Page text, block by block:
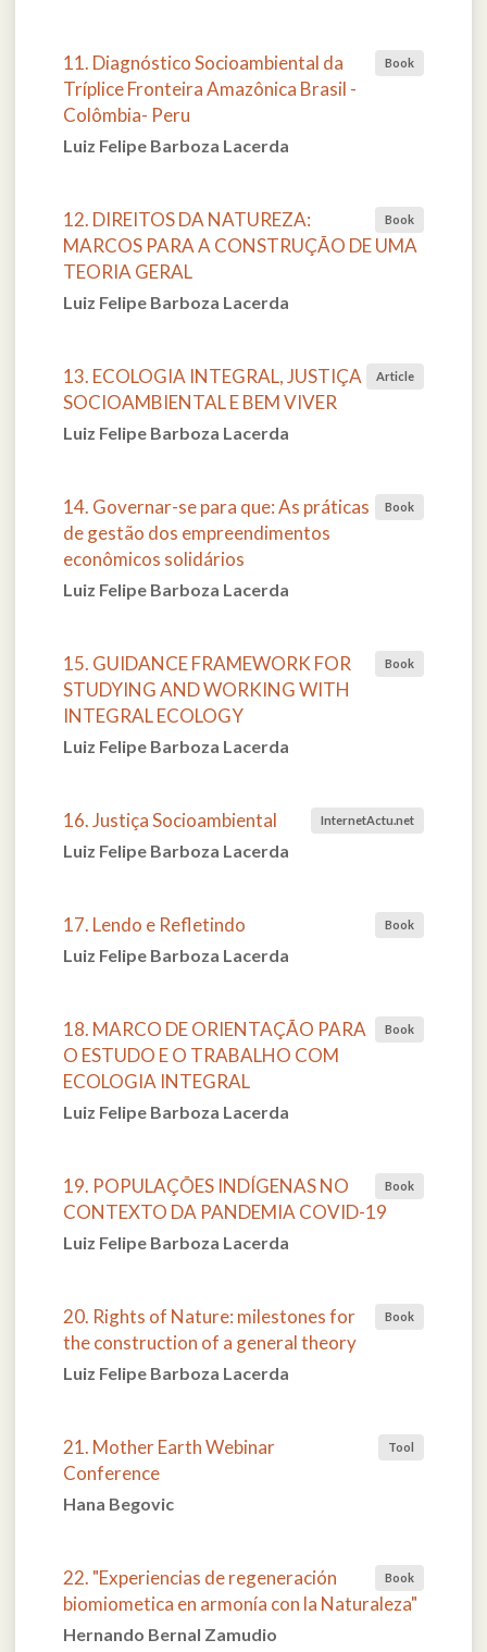
Book
11. Diagnóstico Socioambiental da
Tríplice Fronteira Amazônica Brasil -
Colômbia- Peru
Luiz Felipe Barboza Lacerda
Book
12. DIREITOS DA NATUREZA:
MARCOS PARA A CONSTRUÇÃO DE UMA
TEORIA GERAL
Luiz Felipe Barboza Lacerda
Article
13. ECOLOGIA INTEGRAL, JUSTIÇA
SOCIOAMBIENTAL E BEM VIVER
Luiz Felipe Barboza Lacerda
Book
14. Governar-se para que: As práticas
de gestão dos empreendimentos
econômicos solidários
Luiz Felipe Barboza Lacerda
Book
15. GUIDANCE FRAMEWORK FOR
STUDYING AND WORKING WITH
INTEGRAL ECOLOGY
Luiz Felipe Barboza Lacerda
InternetActu.net
16. Justiça Socioambiental
Luiz Felipe Barboza Lacerda
Book
17. Lendo e Refletindo
Luiz Felipe Barboza Lacerda
Book
18. MARCO DE ORIENTAÇÃO PARA
O ESTUDO E O TRABALHO COM
ECOLOGIA INTEGRAL
Luiz Felipe Barboza Lacerda
Book
19. POPULAÇÕES INDÍGENAS NO
CONTEXTO DA PANDEMIA COVID-19
Luiz Felipe Barboza Lacerda
Book
20. Rights of Nature: milestones for
the construction of a general theory
Luiz Felipe Barboza Lacerda
Tool
21. Mother Earth Webinar
Conference
Hana Begovic
Book
22. "Experiencias de regeneración
biomiometica en armonía con la Naturaleza"
Hernando Bernal Zamudio